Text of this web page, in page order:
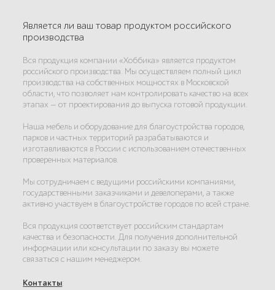
Является ли ваш товар продуктом российского
производства
Вся продукция компании «Хоббика» является продуктом
российского производства. Мы осуществляем полный цикл
производства на собственных мощностях в Московской
области, что позволяет нам контролировать качество на всех
этапах — от проектирования до выпуска готовой продукции.
Наша мебель и оборудование для благоустройства городов,
парков и частных территорий разрабатываются и
изготавливаются в России с использованием отечественных
проверенных материалов.
Мы сотрудничаем с ведущими российскими компаниями,
государственными заказчиками и девелоперами, а также
активно участвуем в благоустройстве городов по всей стране.
Вся продукция соответствует российским стандартам
качества и безопасности. Для получения дополнительной
информации или консультации по заказу вы можете
связаться с нашим менеджером.
Контакты: